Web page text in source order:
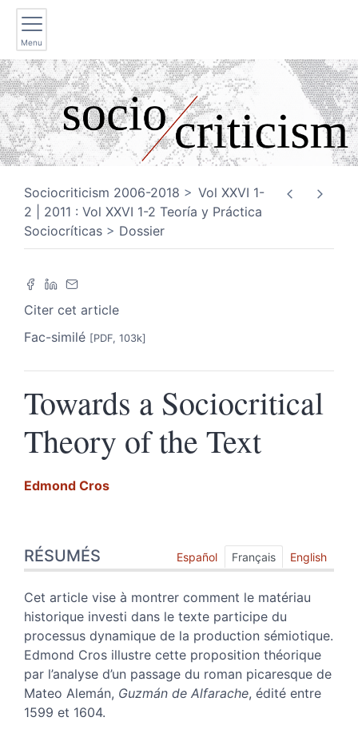
Menu
Sociocriticism 2006-2018
Vol XXVI 1-
2 | 2011 : Vol XXVI 1-2 Teoría y Práctica
Sociocríticas
Dossier
Citer cet article
Fac-similé [PDF, 103k]
Towards a Sociocritical
Theory of the Text
Edmond Cros
Index
Texte
Citer cet article
Auteur
RÉSUMÉS Español Français English
Cet article vise à montrer comment le matériau
historique investi dans le texte participe du
processus dynamique de la production sémiotique.
Edmond Cros illustre cette proposition théorique
par l’analyse d’un passage du roman picaresque de
Mateo Alemán, Guzmán de Alfarache, édité entre
1599 et 1604.